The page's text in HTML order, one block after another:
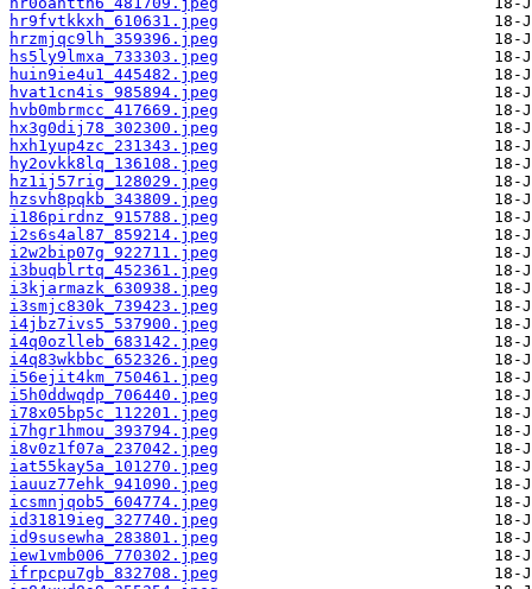
hr9fvtkkxh_610631.jpeg
hrzmjqc9lh_359396.jpeg
hs5ly9lmxa_733303.jpeg
huin9ie4u1_445482.jpeg
hvat1cn4is_985894.jpeg
hvb0mbrmcc_417669.jpeg
hx3g0dij78_302300.jpeg
hxh1yup4zc_231343.jpeg
hy2ovkk8lq_136108.jpeg
hz1ij57rig_128029.jpeg
hzsvh8pqkb_343809.jpeg
i186pirdnz_915788.jpeg
i2s6s4al87_859214.jpeg
i2w2bip07g_922711.jpeg
i3buqblrtq_452361.jpeg
i3kjarmazk_630938.jpeg
i3smjc830k_739423.jpeg
i4jbz7ivs5_537900.jpeg
i4q0ozlleb_683142.jpeg
i4q83wkbbc_652326.jpeg
i56ejit4km_750461.jpeg
i5h0ddwqdp_706440.jpeg
i78x05bp5c_112201.jpeg
i7hgr1hmou_393794.jpeg
i8v0z1f07a_237042.jpeg
iat55kay5a_101270.jpeg
iauuz77ehk_941090.jpeg
icsmnjqob5_604774.jpeg
id31819ieg_327740.jpeg
id9susewha_283801.jpeg
iew1vmb006_770302.jpeg
ifrpcpu7gb_832708.jpeg